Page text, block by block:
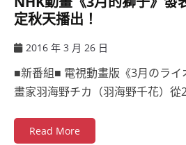
定秋天播出！
2016 年 3 月 26 日
■新番組■ 電視動畫版《3月のラ
畫家羽海野チカ（羽海野千花）從
Read More